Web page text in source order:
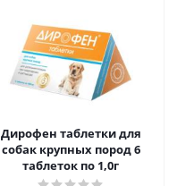
Дирофен таблетки для
собак крупных пород 6
таблеток по 1,0г